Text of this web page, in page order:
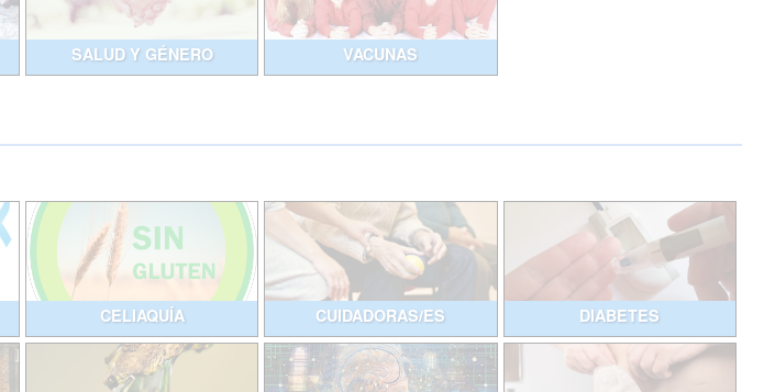
SALUD Y GÉNERO VACUNAS
CELIAQUÍA CUIDADORAS/ES DIABETES